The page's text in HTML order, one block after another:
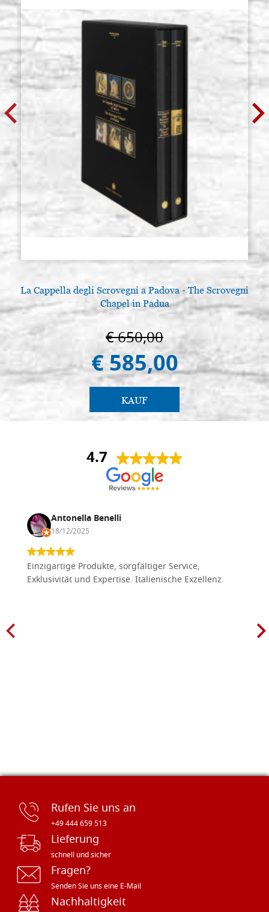
Ikonen tafel, aus Lindenholz,
TRIPTYCHON modell L1, Größe
32x53 cm, geschnitzter brett, roh
Auf Lager: 0 - COD.
G32X53L1
€ 152,90
La Cappella degli Scrovegni a Padova - The Scrovegni
Chapel in Padua
€ 650,00
€ 585,00
KAUF
4.7
Antonella Benelli
18/12/2025
Einzigartige Produkte, sorgfältiger Service,
Exklusivität und Expertise. Italienische Exzellenz.
Rufen Sie uns an
+49 444 659 513
Lieferung
schnell und sicher
Fragen?
Senden Sie uns eine E-Mail
Nachhaltigkeit